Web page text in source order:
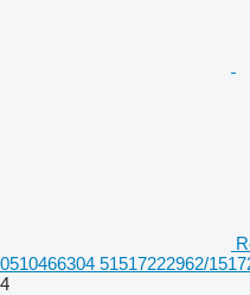
0510466304 51517222962/
4